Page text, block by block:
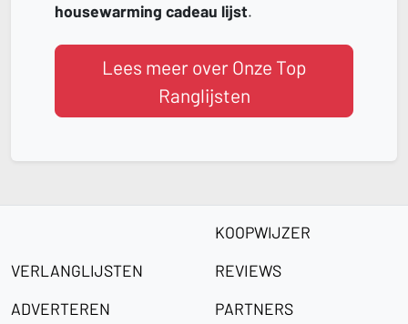
housewarming cadeau lijst.
Lees meer over Onze Top
Ranglijsten
KOOPWIJZER
VERLANGLIJSTEN
REVIEWS
ADVERTEREN
PARTNERS